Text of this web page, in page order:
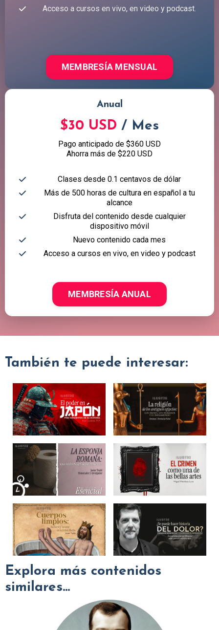
Acceso a cursos en vivo, en video y podcast.
MEMBRESÍA MENSUAL
Anual
$30 USD / Mes
Pago anticipado de $360 USD
Ahorra más de $220 USD
Clases desde 0.1 centavos de dólar
Más de 500 horas de cultura en español a tu
alcance
Disfruta del contenido desde cualquier
dispositivo móvil
Nuevo contenido cada mes
Acceso a cursos en vivo, en video y podcast
MEMBRESÍA ANUAL
También te puede interesar:
Explora más contenidos
similares...